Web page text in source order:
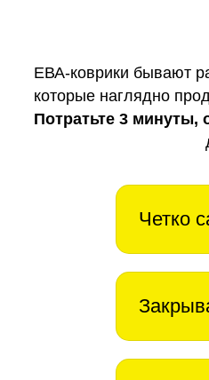
ЕВА-коврики бывают
которые наглядно
Потратьте 3 минуты,
Четко